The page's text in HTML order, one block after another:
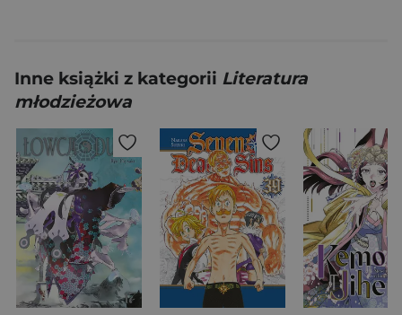
Inne książki z kategorii Literatura
młodzieżowa